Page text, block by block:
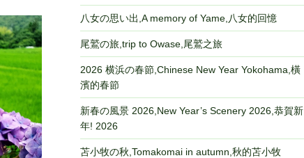
八女の思い出,A memory of Yame,八女的回憶
尾鷲の旅,trip to Owase,尾鷲之旅
2026 横浜の春節,Chinese New Year Yokohama,橫
濱的春節
新春の風景 2026,New Year’s Scenery 2026,恭賀新
年! 2026
苫小牧の秋,Tomakomai in autumn,秋的苫小牧